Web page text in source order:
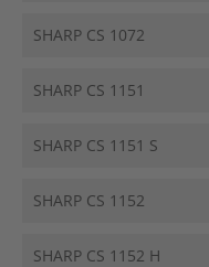
SHARP CS 1072
SHARP CS 1151
SHARP CS 1151 S
SHARP CS 1152
SHARP CS 1152 H